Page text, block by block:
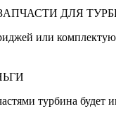
ДЛЯ
или
турбина будет